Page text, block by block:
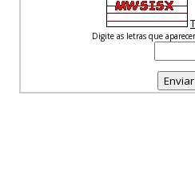
Digite as letras que